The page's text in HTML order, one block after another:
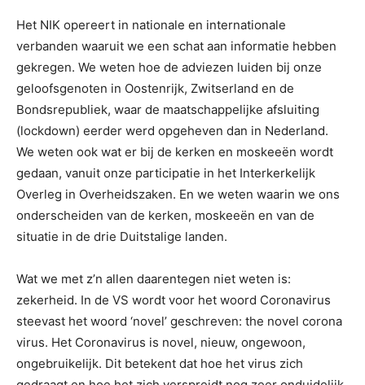
Het NIK opereert in nationale en internationale
verbanden waaruit we een schat aan informatie hebben
gekregen. We weten hoe de adviezen luiden bij onze
geloofsgenoten in Oostenrijk, Zwitserland en de
Bondsrepubliek, waar de maatschappelijke afsluiting
(lockdown) eerder werd opgeheven dan in Nederland.
We weten ook wat er bij de kerken en moskeeën wordt
gedaan, vanuit onze participatie in het Interkerkelijk
Overleg in Overheidszaken. En we weten waarin we ons
onderscheiden van de kerken, moskeeën en van de
situatie in de drie Duitstalige landen.
Wat we met z’n allen daarentegen niet weten is:
zekerheid. In de VS wordt voor het woord Coronavirus
steevast het woord ‘novel’ geschreven: the novel corona
virus. Het Coronavirus is novel, nieuw, ongewoon,
ongebruikelijk. Dit betekent dat hoe het virus zich